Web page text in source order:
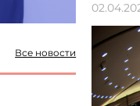
Все новости